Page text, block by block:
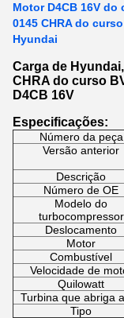
Motor D4CB 16V
0145 CHRA do
Hyundai
Carga de
CHRA do curso
D4CB 16V
Especificações:
Número da peça
Versão anterior
Descrição
Número de OE
Modelo do
turbocompressor
Deslocamento
Motor
Combustível
Velocidade de
Quilowatt
Turbina que abriga
Tipo